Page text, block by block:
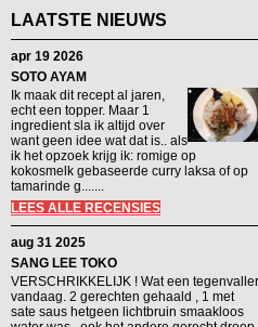
LAATSTE NIEUWS
apr 19 2026
SOTO AYAM
Ik maak dit recept al jaren,
echt een topper. Maar 1
ingredient sla ik altijd over
want geen idee wat dat is.. als
ik het opzoek krijg ik: romige op
kokosmelk gebaseerde curry laksa of op
tamarinde g.......
LEES ALLE RECENSIES
aug 31 2025
SANG LEE TOKO
VERSCHRIKKELIJK ! Wat een tegenvaller
vandaag. 2 gerechten gehaald , 1 met
sate saus hetgeen lichtbruin smaakloos